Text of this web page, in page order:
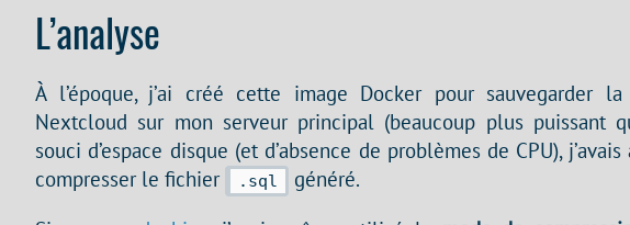
L’analyse
À l’époque, j’ai créé cette image Docker pour sauvegarder
Nextcloud sur mon serveur principal (beaucoup plus puissant
souci d’espace disque (et d’absence de problèmes de CPU),
compresser le fichier
.sql
généré.